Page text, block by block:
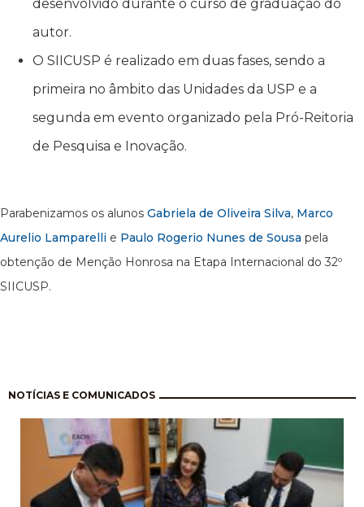
desenvolvido durante o curso de graduação do
autor.
O SIICUSP é realizado em duas fases, sendo a
primeira no âmbito das Unidades da USP e a
segunda em evento organizado pela Pró-Reitoria
de Pesquisa e Inovação.
Parabenizamos os alunos Gabriela de Oliveira Silva, Marco
Aurelio Lamparelli e Paulo Rogerio Nunes de Sousa pela
obtenção de Menção Honrosa na Etapa Internacional do 32º
SIICUSP.
NOTÍCIAS E COMUNICADOS
Pagination